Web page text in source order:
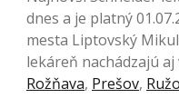
dnes a je platný
mesta Liptovský
lekáreň nachádzajú aj
Rožňava, Prešov,